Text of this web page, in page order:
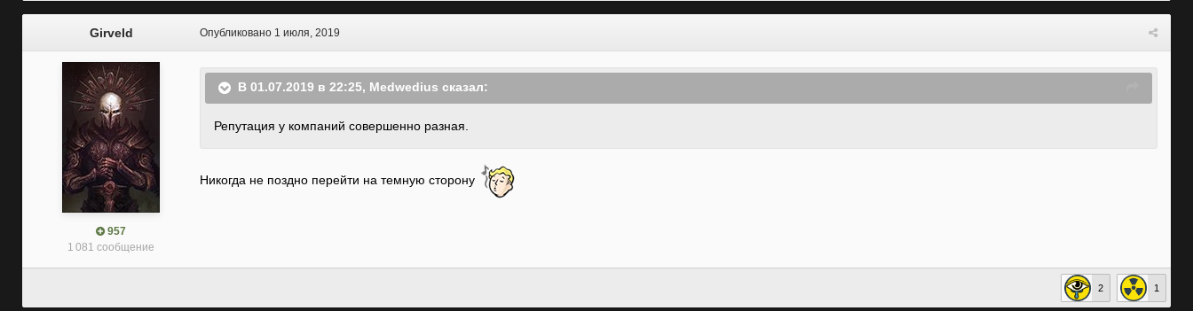
Girveld
957
1 081 сообщение
Опубликовано 1 июля, 2019
В 01.07.2019 в 22:25, Medwedius сказал:
Репутация у компаний совершенно разная.
Никогда не поздно перейти на темную сторону
2 1